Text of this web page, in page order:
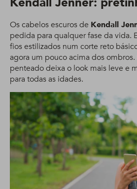
Os cabelos escuros de Kendall
pedida para qualquer fase da vida.
fios estilizados num corte reto
agora um pouco acima dos
penteado deixa o look mais leve e
para todas as idades.